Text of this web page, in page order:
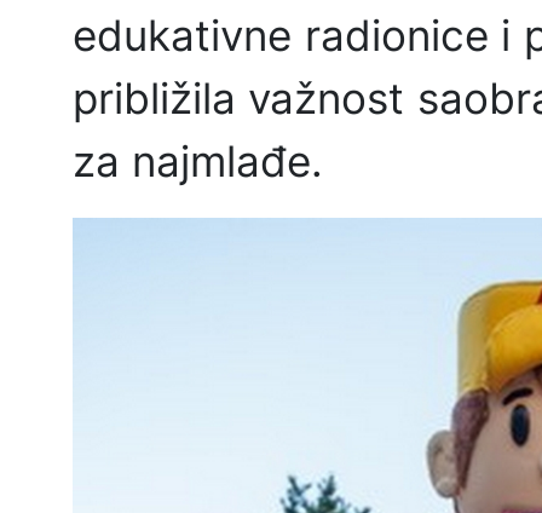
edukativne radionice i
približila važnost
za najmlađe.